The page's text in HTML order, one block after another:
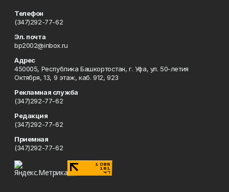
Телефон
(347)292-77-62
Эл. почта
bp2002@inbox.ru
Адрес
450005, Республика Башкортостан, г. Уфа, ул. 50-летия
Октября, 13, 9 этаж, каб. 912, 923
Рекламная служба
(347)292-77-62
Редакция
(347)292-77-62
Приемная
(347)292-77-62